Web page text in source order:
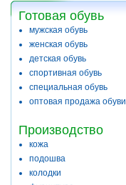
Готовая обувь
мужская обувь
женская обувь
детская обувь
спортивная обувь
специальная обувь
оптовая продажа обуви
Производство
кожа
подошва
колодки